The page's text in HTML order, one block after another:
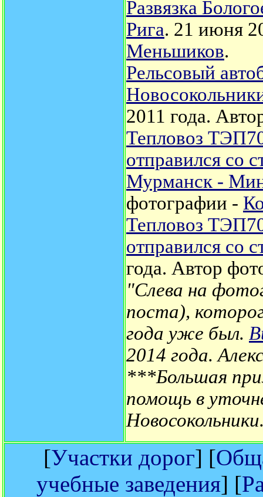
Развязка
Рига. 21 июня
Меньшиков.
Рельсовый
2011 года.
Тепловоз
отправился со
Мурманск -
фотографии -
Тепловоз
отправился со
года. Автор
"Слева на
поста),
года уже был.
2014 года.
***Большая
помощь в
[Участки дорог] [
учебные заведения] [